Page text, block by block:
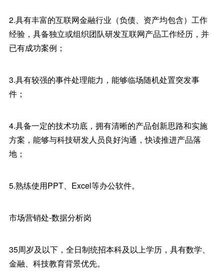
2.具有丰富的互联网金融行业（负债、资产均包含）工作
经验，具备独立或组织团队研发互联网产品工作经历，并
已有成功案例；
3.具有较强的事件处理能力，能够临场随机处置突发事
件；
4.具备一定的技术功底，拥有清晰的产品创新思路和实施
方案，能够与科技研发人员良好沟通，快读推进产品落
地；
5.熟练使用PPT、Excel等办公软件。
市场营销处-数据分析岗
35周岁及以下，全日制统招本科及以上学历，具有数学、
金融、科技教育背景优先。